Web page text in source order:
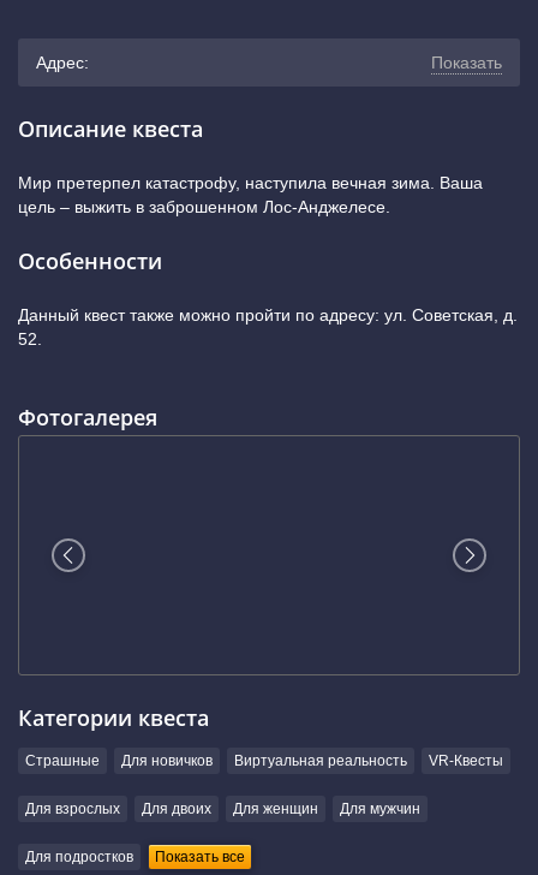
Адрес: Показать
+7 (383) 383-28-96
Описание квеста
Мир претерпел катастрофу, наступила вечная зима. Ваша
цель – выжить в заброшенном Лос-Анджелесе.
Особенности
Данный квест также можно пройти по адресу: ул. Советская, д.
52.
Фотогалерея
Категории квеста
Страшные Для новичков Виртуальная реальность VR-Квесты
Для взрослых Для двоих Для женщин Для мужчин
Для подростков Показать все